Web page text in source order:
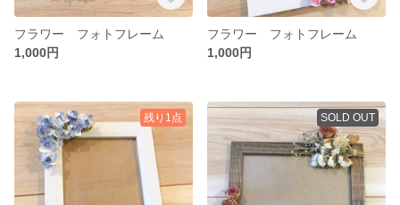
フラワー フォトフレーム
1,000円
フラワー フォトフレーム
1,000円
残り1点 SOLD OUT